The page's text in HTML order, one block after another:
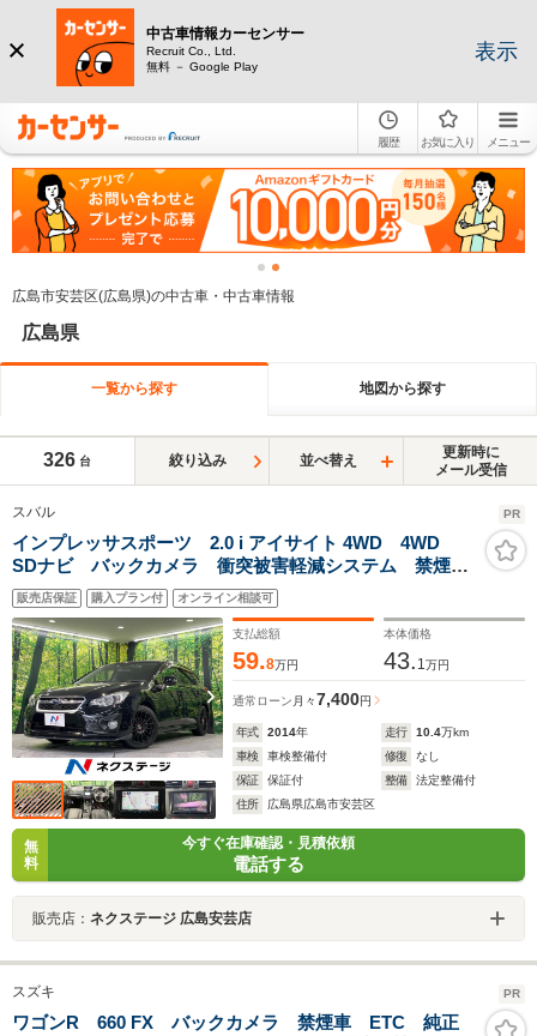
中古車情報カーセンサー
Recruit Co., Ltd.
無料 － Google Play
表示
履歴 お気に入り メニュー
広島市安芸区(広島県)の中古車・中古車情報
広島県
一覧から探す 地図から探す
326 台 絞り込み 並べ替え
更新時に
メール受信
スバル PR
インプレッサスポーツ 2.0 i アイサイト 4WD 4WD
SDナビ バックカメラ 衝突被害軽減システム 禁煙
車 パワーシート ドライブレコーダー スマートキ
ー ビルトインETC オートライト 横滑り防止装置
LEDヘッドライト AUTOエアコン
販売店保証 購入プラン付 オンライン相談可
支払総額
59.8万円
本体価格
43. 1万円
通常ローン 月々7,400円
年式 2014年 走行 10.4万km
車検
車検整備付 修復
なし
保証
保証付 整備
法定整備付
住所
広島県広島市安芸区
無
料
今すぐ在庫確認・見積依頼
電話する
販売店： ネクステージ 広島安芸店
スズキ PR
ワゴンR 660 FX バックカメラ 禁煙車 ETC 純正